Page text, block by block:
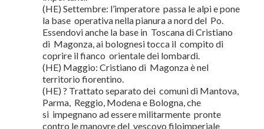
(HE) Settembre: l’imperatore passa le alpi e pone
la base operativa nella pianura a nord del Po.
Essendovi anche la base in Toscana di Cristiano
di Magonza, ai bolognesi tocca il compito di
coprire il fianco orientale dei lombardi.
(HE) Maggio: Cristiano di Magonza è nel
territorio fiorentino.
(HE) ? Trattato separato dei comuni di Mantova,
Parma, Reggio, Modena e Bologna, che
si impegnano ad essere militarmente pronte
contro le manovre del vescovo filoimperiale